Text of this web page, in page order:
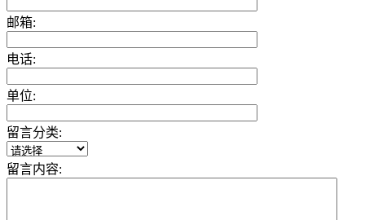
邮箱:
电话:
单位:
留言分类:
留言内容: